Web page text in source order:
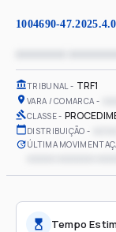
1004690-
TRIBUNAL TRF1
VARA / COMARCA
CLASSE
DISTRIBUIÇÃO
ÚLTIMA
Tempo